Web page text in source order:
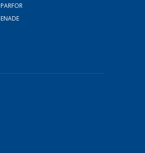
PARFOR
ENADE